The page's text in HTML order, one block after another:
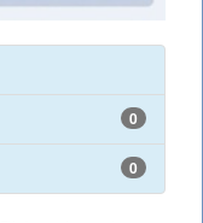
0
0